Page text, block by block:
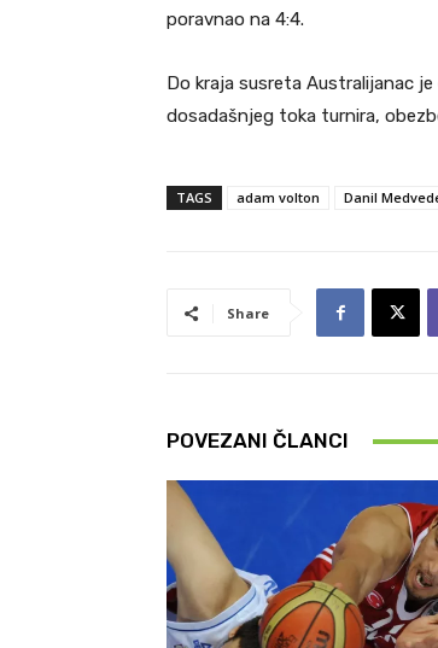
poravnao na 4:4.
Do kraja susreta Australijanac
dosadašnjeg toka turnira,
TAGS adam volton Danil
Share
POVEZANI ČLANCI